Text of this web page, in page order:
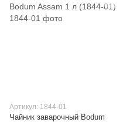
Артикул: 1844-01
Чайник заварочный Bodum